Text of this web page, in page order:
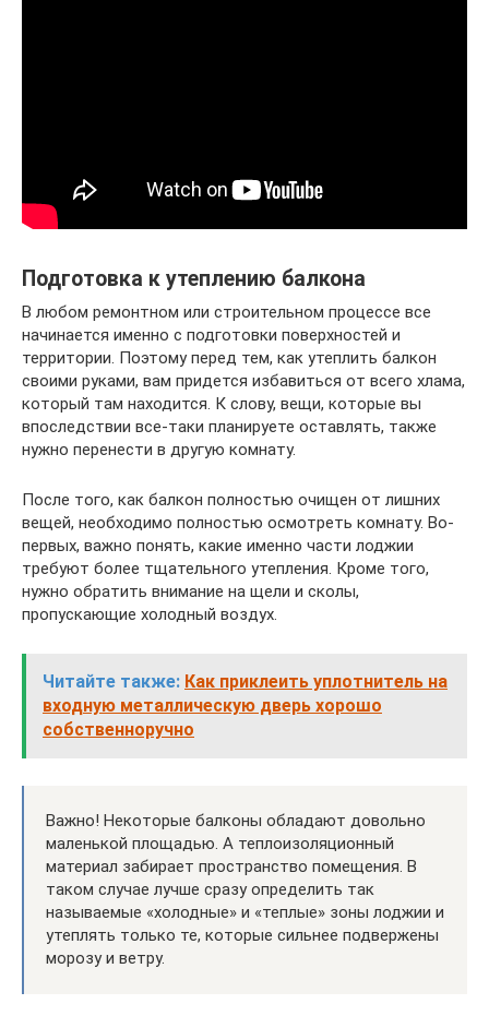
Подготовка к утеплению балкона
В любом ремонтном или строительном процессе все
начинается именно с подготовки поверхностей и
территории. Поэтому перед тем, как утеплить балкон
своими руками, вам придется избавиться от всего хлама,
который там находится. К слову, вещи, которые вы
впоследствии все-таки планируете оставлять, также
нужно перенести в другую комнату.
После того, как балкон полностью очищен от лишних
вещей, необходимо полностью осмотреть комнату. Во-
первых, важно понять, какие именно части лоджии
требуют более тщательного утепления. Кроме того,
нужно обратить внимание на щели и сколы,
пропускающие холодный воздух.
Читайте также: Как приклеить уплотнитель на
входную металлическую дверь хорошо
собственноручно
Важно! Некоторые балконы обладают довольно
маленькой площадью. А теплоизоляционный
материал забирает пространство помещения. В
таком случае лучше сразу определить так
называемые «холодные» и «теплые» зоны лоджии и
утеплять только те, которые сильнее подвержены
морозу и ветру.